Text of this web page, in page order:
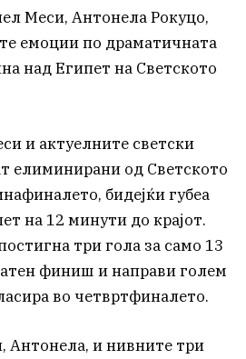
Меси, Антонела Рокуцо,
емоции по драматичната
над Египет на Светското
и актуелните светски
елиминирани од Светското
бидејќи губеа
на 12 минути до крајот.
три гола за само 13
финиш и направи голем
во четвртфиналето.
Антонела, и нивните три